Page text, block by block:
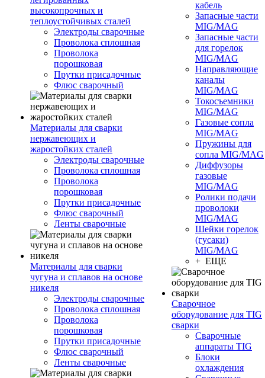
высокопрочных и
теплоустойчивых сталей
Электроды сварочные
Проволока сплошная
Проволока
порошковая
Прутки присадочные
Флюс сварочный
Материалы для сварки
нержавеющих и
жаростойких сталей
Электроды сварочные
Проволока сплошная
Проволока
порошковая
Прутки присадочные
Флюс сварочный
Ленты сварочные
Материалы для сварки
чугуна и сплавов на основе
никеля
Электроды сварочные
Проволока сплошная
Проволока
порошковая
Прутки присадочные
Флюс сварочный
Ленты сварочные
кабель
Запасные части
MIG/MAG
Запасные части
для горелок
MIG/MAG
Направляющие
каналы
MIG/MAG
Токосъемники
MIG/MAG
Газовые сопла
MIG/MAG
Пружины для
сопла MIG/MAG
Диффузоры
газовые
MIG/MAG
Ролики подачи
проволоки
MIG/MAG
Шейки горелок
(гусаки)
MIG/MAG
+ ЕЩЕ
Сварочное
оборудование для TIG
сварки
Сварочные
аппараты TIG
Блоки
охлаждения